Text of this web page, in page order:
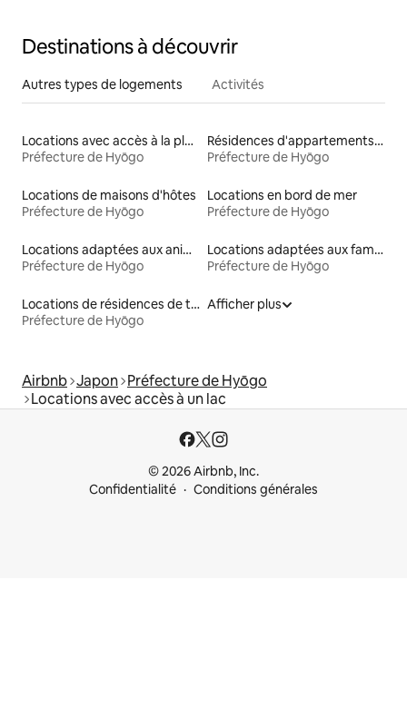
Destinations à découvrir
Autres types de logements Activités
Locations avec accès à la plage
Préfecture de Hyōgo
Résidences d'appartements en location
Préfecture de Hyōgo
Locations de maisons d'hôtes
Préfecture de Hyōgo
Locations en bord de mer
Préfecture de Hyōgo
Locations adaptées aux animaux
Préfecture de Hyōgo
Locations adaptées aux familles
Préfecture de Hyōgo
Locations de résidences de tourisme
Préfecture de Hyōgo
Afficher plus
Airbnb Japon Préfecture de Hyōgo
Locations avec accès à un lac
© 2026 Airbnb, Inc.
Confidentialité
Conditions générales